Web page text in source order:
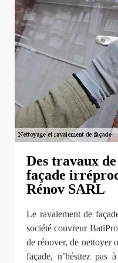
Des travaux
façade
Rénov SARL
Le ravalement de
société couvreur
de rénover, de nettoyer
façade, n’hésitez pas